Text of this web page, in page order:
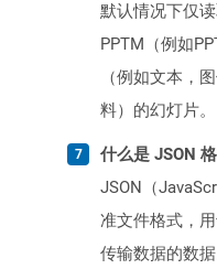
默认情况下仅
PPTM（例如
（例如文本，
料）的幻灯片。
什么是 JSON
JSON（
准文件格式，
传输数据的数